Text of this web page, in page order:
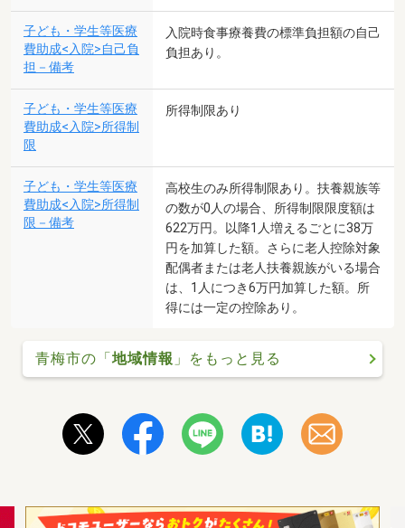
子ども・学生等医療
費助成<入院>自己負
担－備考
入院時食事療養費の標準負担額の自己
負担あり。
子ども・学生等医療
費助成<入院>所得制
限
所得制限あり
子ども・学生等医療
費助成<入院>所得制
限－備考
高校生のみ所得制限あり。扶養親族等
の数が0人の場合、所得制限限度額は
622万円。以降1人増えるごとに38万
円を加算した額。さらに老人控除対象
配偶者または老人扶養親族がいる場合
は、1人につき6万円加算した額。所
得には一定の控除あり。
青梅市の「地域情報 」をもっと見る